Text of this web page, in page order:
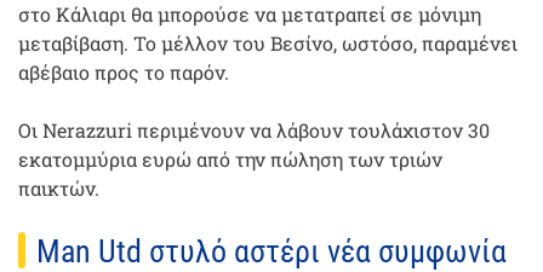
στο Κάλιαρι θα μπορούσε να μετατραπεί σε μόνιμη
μεταβίβαση. Το μέλλον του Βεσίνο, ωστόσο, παραμένει
αβέβαιο προς το παρόν.
Οι Nerazzuri περιμένουν να λάβουν τουλάχιστον 30
εκατομμύρια ευρώ από την πώληση των τριών
παικτών.
Man Utd στυλό αστέρι νέα συμφωνία